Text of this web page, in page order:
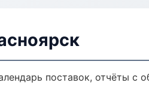
поставок, отчёты с